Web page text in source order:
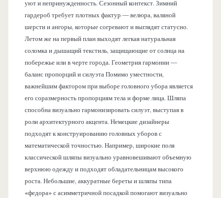
уют и непринужденность. Сезонный контекст. Зимний
гардероб требует плотных фактур — велюра, валяной
шерсти и ангоры, которые согревают и выглядят статусно.
Летом же на первый план выходят легкая натуральная
соломка и дышащий текстиль, защищающие от солнца на
побережье или в черте города. Геометрия гармонии —
баланс пропорций и силуэта Помимо уместности,
важнейшим фактором при выборе головного убора является
его соразмерность пропорциям тела и форме лица. Шляпа
способна визуально гармонизировать силуэт, выступая в
роли архитектурного акцента. Немецкие дизайнеры
подходят к конструированию головных уборов с
математической точностью. Например, широкие поля
классической шляпы визуально уравновешивают объемную
верхнюю одежду и подходят обладательницам высокого
роста. Небольшие, аккуратные береты и шляпы типа
«федора» с асимметричной посадкой помогают визуально